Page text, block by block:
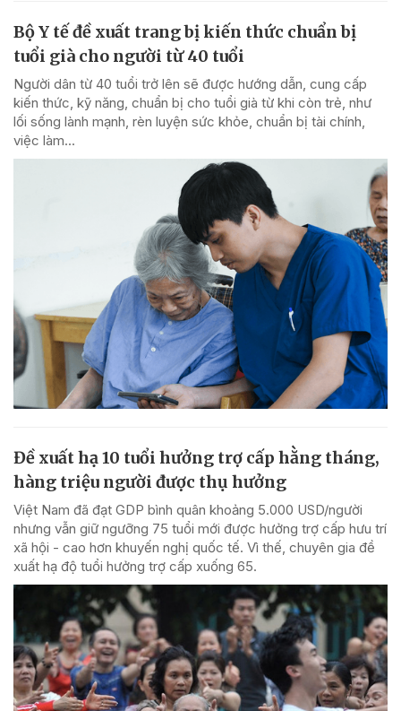
Bộ Y tế đề xuất trang bị kiến thức chuẩn bị
tuổi già cho người từ 40 tuổi
Người dân từ 40 tuổi trở lên sẽ được hướng dẫn, cung cấp
kiến thức, kỹ năng, chuẩn bị cho tuổi già từ khi còn trẻ, như
lối sống lành mạnh, rèn luyện sức khỏe, chuẩn bị tài chính,
việc làm...
Đề xuất hạ 10 tuổi hưởng trợ cấp hằng tháng,
hàng triệu người được thụ hưởng
Việt Nam đã đạt GDP bình quân khoảng 5.000 USD/người
nhưng vẫn giữ ngưỡng 75 tuổi mới được hưởng trợ cấp hưu trí
xã hội - cao hơn khuyến nghị quốc tế. Vì thế, chuyên gia đề
xuất hạ độ tuổi hưởng trợ cấp xuống 65.